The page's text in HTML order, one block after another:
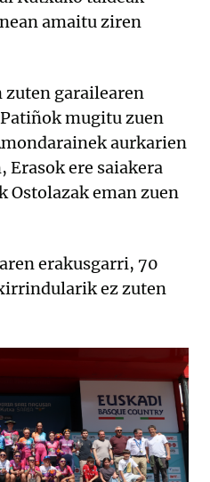
amaitu ziren
garailearen
mugitu zuen
aurkarien
Erasok ere saiakera
Ostolazak eman zuen
erakusgarri, 70
ez zuten